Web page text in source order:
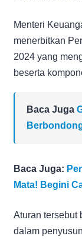
Menteri
menerbitkan
2024 yang
beserta
Baca Juga
Baca Juga:
Mata! Begini
Aturan tersebut
dalam